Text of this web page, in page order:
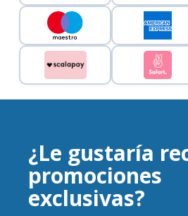
¿Le gustaría
promociones
exclusivas?